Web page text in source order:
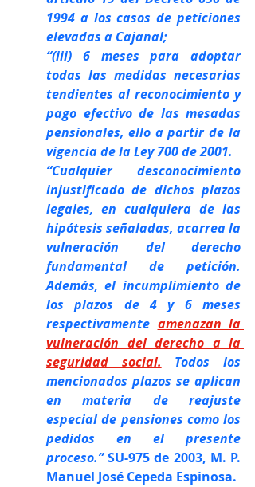
1994 a los casos de peticiones
elevadas a Cajanal;
“(iii) 6 meses para adoptar
todas las medidas necesarias
tendientes al reconocimiento y
pago efectivo de las mesadas
pensionales, ello a partir de la
vigencia de la Ley 700 de 2001.
“Cualquier desconocimiento
injustificado de dichos plazos
legales, en cualquiera de las
hipótesis señaladas, acarrea la
vulneración del derecho
fundamental de petición.
Además, el incumplimiento de
los plazos de 4 y 6 meses
respectivamente amenazan la
vulneración del derecho a la
seguridad social.
Todos los
mencionados plazos se aplican
en materia de reajuste
especial de pensiones como los
pedidos en el presente
proceso.” SU-975 de 2003, M. P.
Manuel José Cepeda Espinosa.